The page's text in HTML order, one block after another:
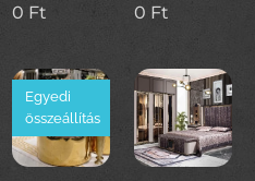
0 Ft 0 Ft
Egyedi
összeállítás